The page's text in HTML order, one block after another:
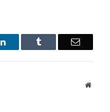
LinkedIn Tumblr Email
Website